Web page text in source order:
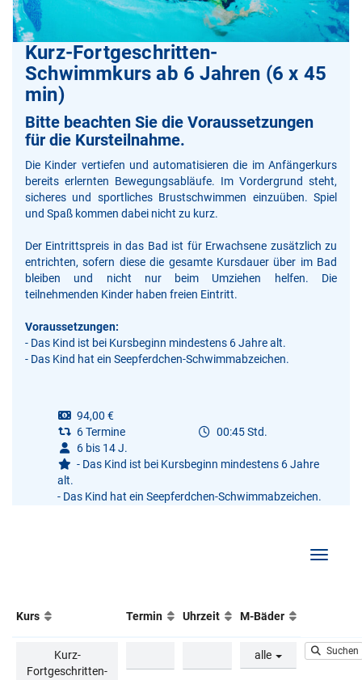
Kurz-Fortgeschritten-
Schwimmkurs ab 6 Jahren (6 x 45
min)
Bitte beachten Sie die Voraussetzungen
für die Kursteilnahme.
Die Kinder vertiefen und automatisieren die im Anfängerkurs
bereits erlernten Bewegungsabläufe. Im Vordergrund steht,
sicheres und sportliches Brustschwimmen einzuüben. Spiel
und Spaß kommen dabei nicht zu kurz.
Der Eintrittspreis in das Bad ist für Erwachsene zusätzlich zu
entrichten, sofern diese die gesamte Kursdauer über im Bad
bleiben und nicht nur beim Umziehen helfen. Die
teilnehmenden Kinder haben freien Eintritt.
Voraussetzungen:
- Das Kind ist bei Kursbeginn mindestens 6 Jahre alt.
- Das Kind hat ein Seepferdchen-Schwimmabzeichen.
94,00 €
6 Termine
00:45 Std.
6 bis 14 J.
- Das Kind ist bei Kursbeginn mindestens 6 Jahre
alt.
- Das Kind hat ein Seepferdchen-Schwimmabzeichen.
Kurs Termin Uhrzeit M-Bäder
Kurz-
Fortgeschritten-
alle Suchen